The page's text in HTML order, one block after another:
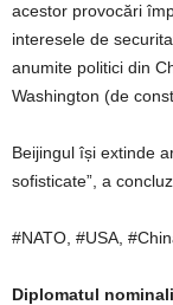
acestor provocări
interesele de
anumite politici din
Washington (de
Beijingul își extinde
sofisticate”, a
#NATO, #USA,
Diplomatul